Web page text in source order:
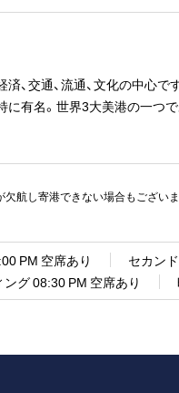
、交通、流通、文化の中心で
有名。世界3大美港の一つ
航し寄港できない場合もございま
PM 空席あり
セカン
ング 08:30 PM 空席あり